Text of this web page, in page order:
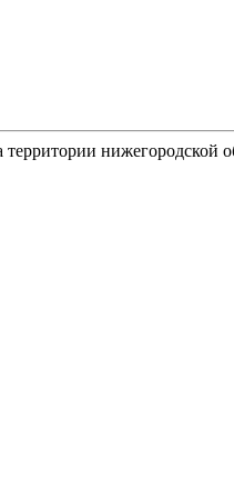
нижегородской